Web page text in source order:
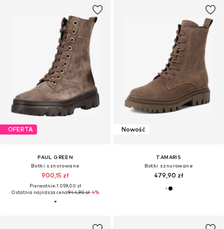
OFERTA
PAUL GREEN
Botki sznurowane
900,15 zł
Pierwotnie: 1 059,00 zł
Ostatnia najniższa cena:944,90 zł-4%
Nowość
TAMARIS
Botki sznurowane
479,90 zł